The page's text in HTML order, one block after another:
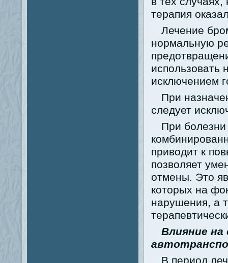
терапия
Лечение
нормальную
использовать
исключением
При
следует
При
приводит к
позволяет
отмены. Это
которых на
нарушения, а
Влияние
В период